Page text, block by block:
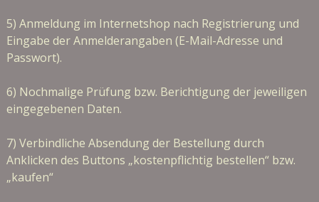
5) Anmeldung im Internetshop nach Registrierung und
Eingabe der Anmelderangaben (E-Mail-Adresse und
Passwort).
6) Nochmalige Prüfung bzw. Berichtigung der jeweiligen
eingegebenen Daten.
7) Verbindliche Absendung der Bestellung durch
Anklicken des Buttons „kostenpflichtig bestellen“ bzw.
„kaufen“